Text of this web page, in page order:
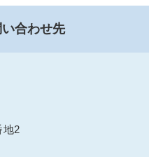
合わせ先
地2